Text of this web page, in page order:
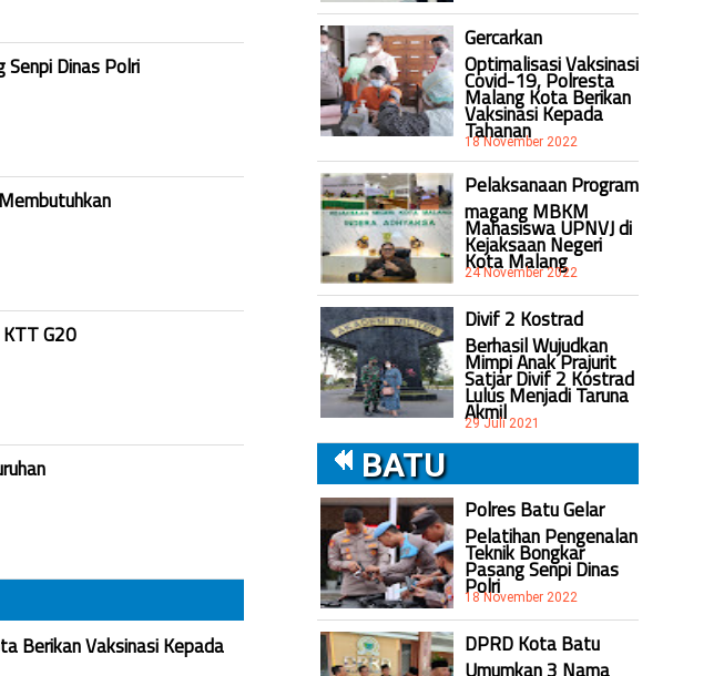
Dinas Polri
G20
Berikan Vaksinasi Kepada
Gercarkan
Optimalisasi Vaksinasi
Covid-19, Polresta
Malang Kota Berikan
Vaksinasi Kepada
Tahanan
18 November 2022
Pelaksanaan Program
magang MBKM
Mahasiswa UPNVJ di
Kejaksaan Negeri
Kota Malang
24 November 2022
Divif 2 Kostrad
Berhasil Wujudkan
Mimpi Anak Prajurit
Satjar Divif 2 Kostrad
Lulus Menjadi Taruna
Akmil
29 Juli 2021
BATU
Polres Batu Gelar
Pelatihan Pengenalan
Teknik Bongkar
Pasang Senpi Dinas
Polri
18 November 2022
DPRD Kota Batu
Umumkan 3 Nama